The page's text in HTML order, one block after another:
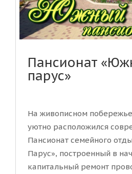
Пансионат
парус»
На живописном
уютно расположился
Пансионат семейного
Парус», построенный в
капитальный ремонт